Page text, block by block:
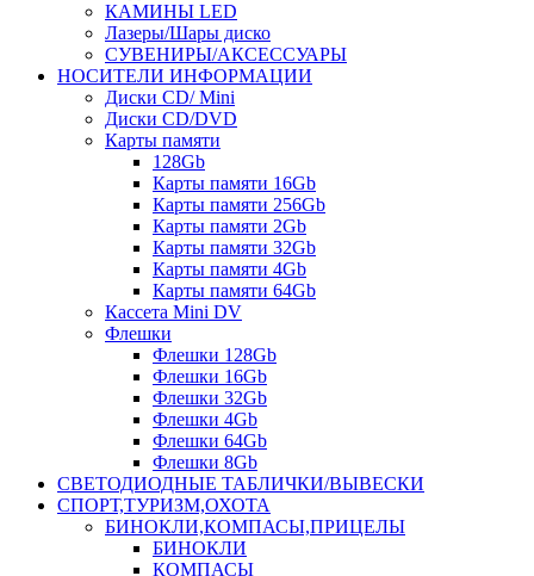
КАМИНЫ LED
Лазеры/Шары диско
СУВЕНИРЫ/АКСЕССУАРЫ
НОСИТЕЛИ ИНФОРМАЦИИ
Диски CD/ Mini
Диски CD/DVD
Карты памяти
128Gb
Карты памяти 16Gb
Карты памяти 256Gb
Карты памяти 2Gb
Карты памяти 32Gb
Карты памяти 4Gb
Карты памяти 64Gb
Кассета Mini DV
Флешки
Флешки 128Gb
Флешки 16Gb
Флешки 32Gb
Флешки 4Gb
Флешки 64Gb
Флешки 8Gb
СВЕТОДИОДНЫЕ ТАБЛИЧКИ/ВЫВЕСКИ
СПОРТ,ТУРИЗМ,ОХОТА
БИНОКЛИ,КОМПАСЫ,ПРИЦЕЛЫ
БИНОКЛИ
КОМПАСЫ